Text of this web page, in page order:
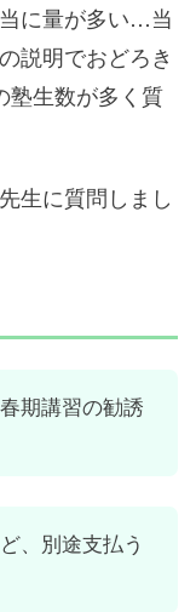
に量が多い…当
説明でおどろき
塾生数が多く質
生に質問しまし
期講習の勧誘
、別途支払う